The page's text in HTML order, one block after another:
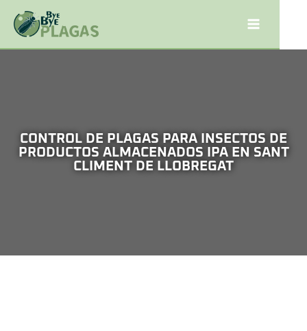
CONTROL DE PLAGAS PARA INSECTOS DE
PRODUCTOS ALMACENADOS IPA EN SANT
CLIMENT DE LLOBREGAT